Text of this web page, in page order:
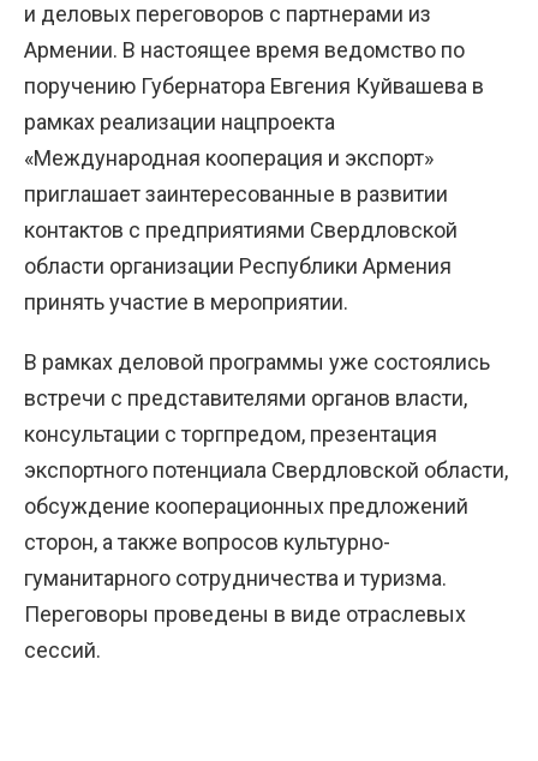
и деловых переговоров с партнерами из
Армении. В настоящее время ведомство по
поручению Губернатора Евгения Куйвашева в
рамках реализации нацпроекта
«Международная кооперация и экспорт»
приглашает заинтересованные в развитии
контактов с предприятиями Свердловской
области организации Республики Армения
принять участие в мероприятии.
В рамках деловой программы уже состоялись
встречи с представителями органов власти,
консультации с торгпредом, презентация
экспортного потенциала Свердловской области,
обсуждение кооперационных предложений
сторон, а также вопросов культурно-
гуманитарного сотрудничества и туризма.
Переговоры проведены в виде отраслевых
сессий.